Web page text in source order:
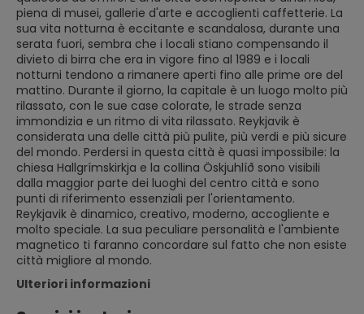
piena di musei, gallerie d'arte e accoglienti caffetterie. La
sua vita notturna è eccitante e scandalosa, durante una
serata fuori, sembra che i locali stiano compensando il
divieto di birra che era in vigore fino al 1989 e i locali
notturni tendono a rimanere aperti fino alle prime ore del
mattino. Durante il giorno, la capitale è un luogo molto più
rilassato, con le sue case colorate, le strade senza
immondizia e un ritmo di vita rilassato. Reykjavik è
considerata una delle città più pulite, più verdi e più sicure
del mondo. Perdersi in questa città è quasi impossibile: la
chiesa Hallgrímskirkja e la collina Öskjuhlíð sono visibili
dalla maggior parte dei luoghi del centro città e sono
punti di riferimento essenziali per l'orientamento.
Reykjavik è dinamico, creativo, moderno, accogliente e
molto speciale. La sua peculiare personalità e l'ambiente
magnetico ti faranno concordare sul fatto che non esiste
città migliore al mondo.
Ulteriori informazioni